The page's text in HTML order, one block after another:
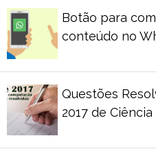
Botão para
conteúdo no
Questões
2017 de